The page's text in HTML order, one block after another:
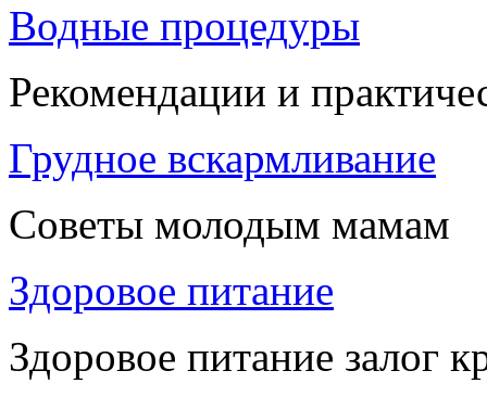
Водные процедуры
Рекомендации и
Грудное вскармливание
Советы молодым мамам
Здоровое питание
Здоровое питание залог